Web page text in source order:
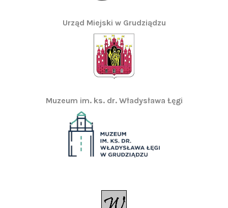
Urząd Miejski w Grudziądzu
Muzeum im. ks. dr. Władysława Łęgi